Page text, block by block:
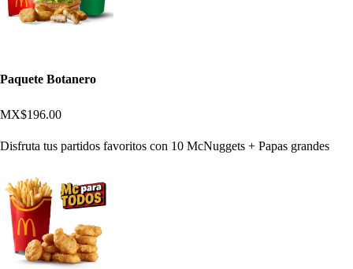
Paquete Botanero
MX$196.00
Disfruta tus partidos favoritos con 10 McNuggets + Papas grandes